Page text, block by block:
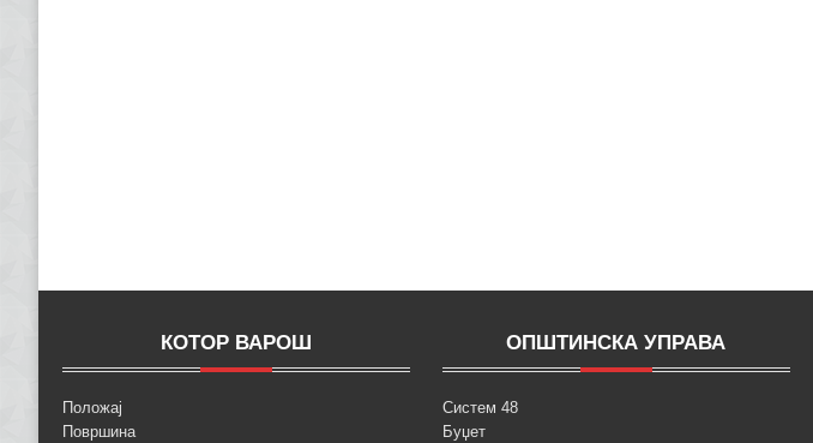
КОТОР ВАРОШ
Положај
Површина
ОПШТИНСКА УПРАВА
Систем 48
Буџет